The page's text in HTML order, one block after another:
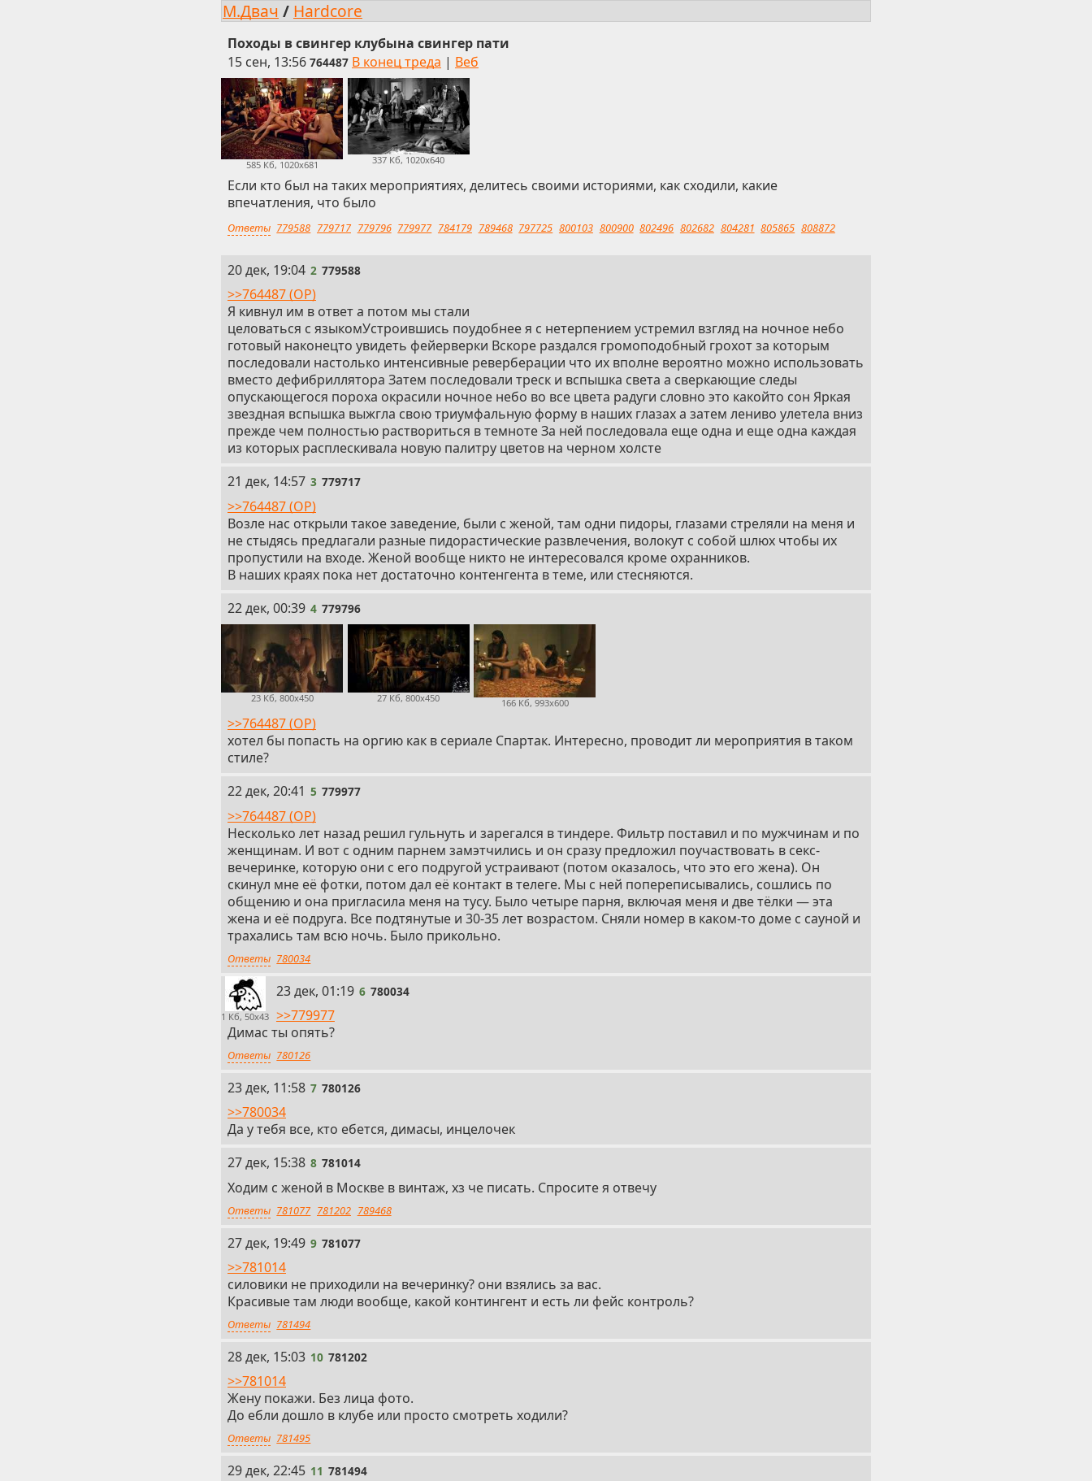
М.Двач / Hardcore
Походы в свингер клубына свингер пати
15 сен, 13:56 764487 В конец треда | Веб
585 Кб, 1020x681 337 Кб, 1020x640
Если кто был на таких мероприятиях, делитесь своими историями, как сходили, какие
впечатления, что было
Ответы 779588 779717 779796 779977 784179 789468 797725 800103 800900 802496 802682 804281 805865 808872
2
20 дек, 19:04 2 779588
>>764487 (OP)
Я кивнул им в ответ а потом мы стали
целоваться с языкомУстроившись поудобнее я с нетерпением устремил взгляд на ночное небо
готовый наконецто увидеть фейерверки Вскоре раздался громоподобный грохот за которым
последовали настолько интенсивные реверберации что их вполне вероятно можно использовать
вместо дефибриллятора Затем последовали треск и вспышка света а сверкающие следы
опускающегося пороха окрасили ночное небо во все цвета радуги словно это какойто сон Яркая
звездная вспышка выжгла свою триумфальную форму в наших глазах а затем лениво улетела вниз
прежде чем полностью раствориться в темноте За ней последовала еще одна и еще одна каждая
из которых расплескивала новую палитру цветов на черном холсте
3
21 дек, 14:57 3 779717
>>764487 (OP)
Возле нас открыли такое заведение, были с женой, там одни пидоры, глазами стреляли на меня и
не стыдясь предлагали разные пидорастические развлечения, волокут с собой шлюх чтобы их
пропустили на входе. Женой вообще никто не интересовался кроме охранников.
В наших краях пока нет достаточно контенгента в теме, или стесняются.
4
22 дек, 00:39 4 779796
23 Кб, 800x450 27 Кб, 800x450 166 Кб, 993x600
>>764487 (OP)
хотел бы попасть на оргию как в сериале Спартак. Интересно, проводит ли мероприятия в таком
стиле?
5
22 дек, 20:41 5 779977
>>764487 (OP)
Несколько лет назад решил гульнуть и зарегался в тиндере. Фильтр поставил и по мужчинам и по
женщинам. И вот с одним парнем замэтчились и он сразу предложил поучаствовать в секс-
вечеринке, которую они с его подругой устраивают (потом оказалось, что это его жена). Он
скинул мне её фотки, потом дал её контакт в телеге. Мы с ней попереписывались, сошлись по
общению и она пригласила меня на тусу. Было четыре парня, включая меня и две тёлки — эта
жена и её подруга. Все подтянутые и 30-35 лет возрастом. Сняли номер в каком-то доме с сауной и
трахались там всю ночь. Было прикольно.
Ответы 780034
1 Кб, 50x43
6
23 дек, 01:19 6 780034
>>779977
Димас ты опять?
Ответы 780126
7
23 дек, 11:58 7 780126
>>780034
Да у тебя все, кто ебется, димасы, инцелочек
8
27 дек, 15:38 8 781014
Ходим с женой в Москве в винтаж, хз че писать. Спросите я отвечу
Ответы 781077 781202 789468
9
27 дек, 19:49 9 781077
>>781014
силовики не приходили на вечеринку? они взялись за вас.
Красивые там люди вообще, какой контингент и есть ли фейс контроль?
Ответы 781494
10
28 дек, 15:03 10 781202
>>781014
Жену покажи. Без лица фото.
До ебли дошло в клубе или просто смотреть ходили?
Ответы 781495
11
29 дек, 22:45 11 781494